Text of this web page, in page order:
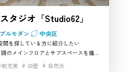
お客様
か見ています
オはどんな人
タジオ「Studio62」
ルモダン 中央区
間を探している方に紹介したい
のメインフロアとサブスペースを備え
オで、自然光が入りやすく、多彩な背
物充実 白壁 自然光